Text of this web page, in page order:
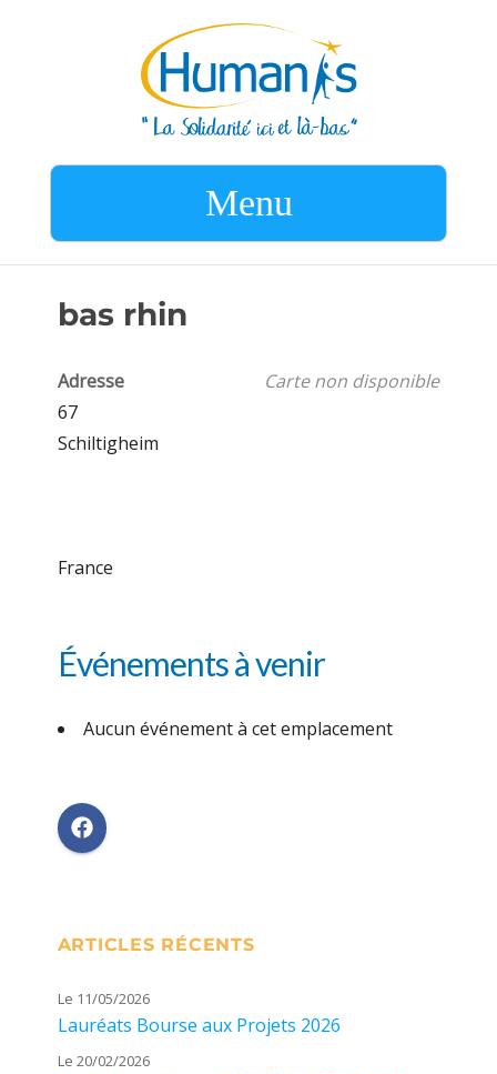
Menu
bas rhin
Carte non disponible
Adresse
67
Schiltigheim
France
Événements à venir
Aucun événement à cet emplacement
ARTICLES RÉCENTS
Le 11/05/2026
Lauréats Bourse aux Projets 2026
Le 20/02/2026